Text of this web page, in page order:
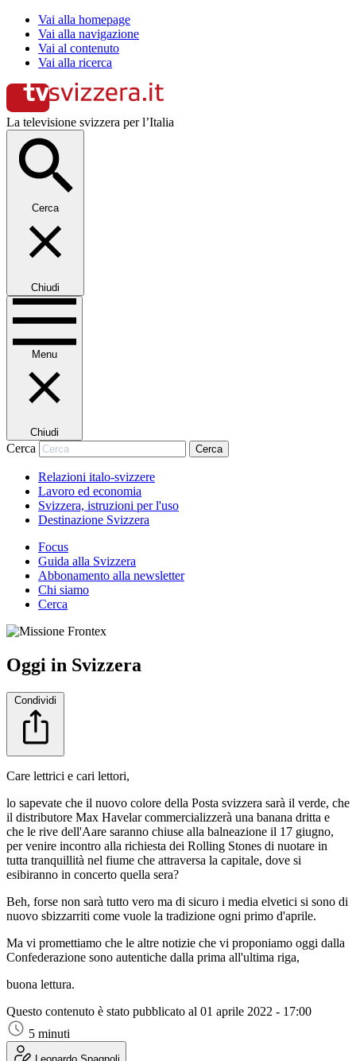
Vai alla homepage
Vai alla navigazione
Vai al contenuto
Vai alla ricerca
La televisione svizzera per l’Italia
Cerca
Chiudi
Menu
Chiudi
Cerca Cerca
Relazioni italo-svizzere
Lavoro ed economia
Svizzera, istruzioni per l'uso
Destinazione Svizzera
Focus
Guida alla Svizzera
Abbonamento alla newsletter
Chi siamo
Cerca
Oggi in Svizzera
Condividi
Care lettrici e cari lettori,
lo sapevate che il nuovo colore della Posta svizzera sarà il verde, che
il distributore Max Havelar commercializzerà una banana dritta e
che le rive dell'Aare saranno chiuse alla balneazione il 17 giugno,
per venire incontro alla richiesta dei Rolling Stones di nuotare in
tutta tranquillità nel fiume che attraversa la capitale, dove si
esibiranno in concerto quella sera?
Beh, forse non sarà tutto vero ma di sicuro i media elvetici si sono di
nuovo sbizzarriti come vuole la tradizione ogni primo d'aprile.
Ma vi promettiamo che le altre notizie che vi proponiamo oggi dalla
Confederazione sono autentiche dalla prima all'ultima riga,
buona lettura.
Questo contenuto è stato pubblicato al 01 aprile 2022 - 17:00
5 minuti